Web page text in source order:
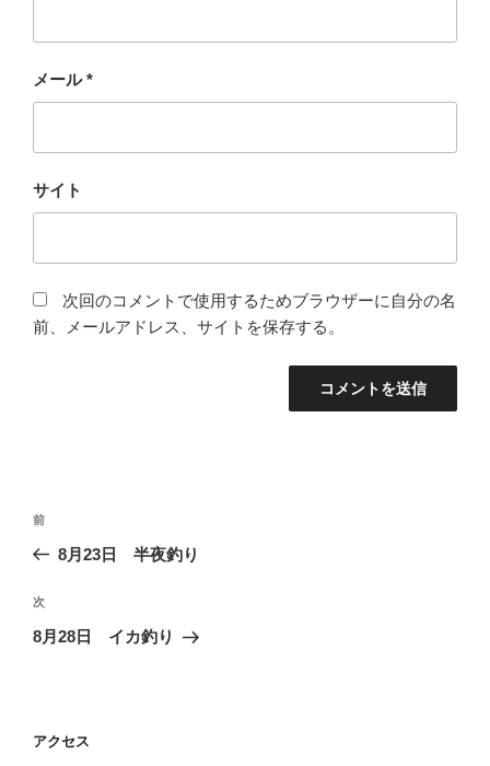
メール*
サイト
次回のコメントで使用するためブラウザーに自分の名
前、メールアドレス、サイトを保存する。
投
ナ
ビ
ゲ
ン
前
の
稿
前
8月23日 半夜釣り
次
の
次
8月28日 イカ釣り
アクセス